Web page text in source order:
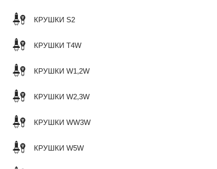
КРУШКИ S2
КРУШКИ T4W
КРУШКИ W1,2W
КРУШКИ W2,3W
КРУШКИ WW3W
КРУШКИ W5W